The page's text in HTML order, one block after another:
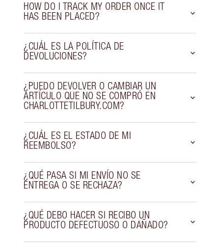
HOW DO I TRACK MY ORDER ONCE IT
HAS BEEN PLACED?
¿CUÁL ES LA POLÍTICA DE
DEVOLUCIONES?
¿PUEDO DEVOLVER O CAMBIAR UN
ARTÍCULO QUE NO SE COMPRÓ EN
CHARLOTTETILBURY.COM?
¿CUÁL ES EL ESTADO DE MI
REEMBOLSO?
¿QUÉ PASA SI MI ENVÍO NO SE
ENTREGA O SE RECHAZA?
¿QUÉ DEBO HACER SI RECIBO UN
PRODUCTO DEFECTUOSO O DAÑADO?